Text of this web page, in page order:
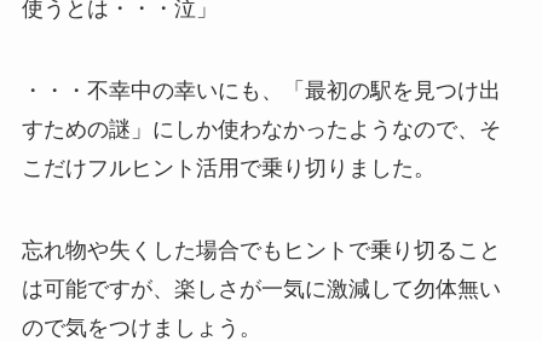
使うとは・・・泣」
・・・不幸中の幸いにも、「最初の駅を見つけ出
すための謎」にしか使わなかったようなので、そ
こだけフルヒント活用で乗り切りました。
忘れ物や失くした場合でも ヒントで乗り切ること
は可能ですが、楽しさが一気に激減して勿体無い
ので気をつけましょう。